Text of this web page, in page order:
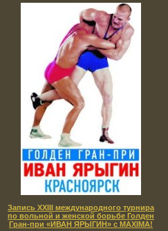
Запись XXIII международного турнира
по вольной и женской борьбе Голден
Гран-при «ИВАН ЯРЫГИН» с MAXIMA!